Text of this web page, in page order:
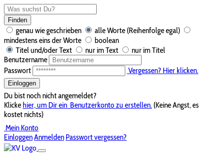
Finden
genau wie geschrieben
alle Worte (Reihenfolge egal)
mindestens eins der Worte
boolean
Titel und/oder Text
nur im Text
nur im Titel
Benutzername
Passwort
Vergessen? Hier klicken.
Einloggen
Du bist noch nicht angemeldet?
Klickehier, um Dir ein Benutzerkonto zu erstellen. (Keine Angst, es
kostet nichts)
Mein Konto
EinloggenAnmelden Passwort vergessen?